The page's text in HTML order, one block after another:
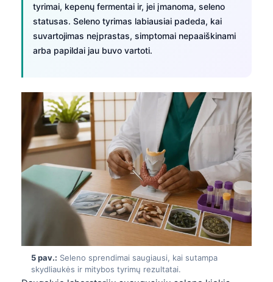
tyrimai, kepenų fermentai ir, jei įmanoma, seleno
statusas. Seleno tyrimas labiausiai padeda, kai
suvartojimas neįprastas, simptomai nepaaiškinami
arba papildai jau buvo vartoti.
5 pav.: Seleno sprendimai saugiausi, kai sutampa
skydliaukės ir mitybos tyrimų rezultatai.
Ślōnskŏ gŏdka
Norsk bokmål